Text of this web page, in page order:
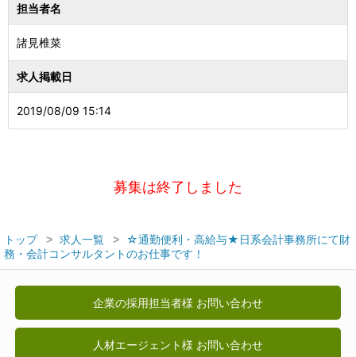
担当者名
諸見椎菜
求人掲載日
2019/08/09 15:14
募集は終了しました
トップ 求人一覧
☆通勤便利・高給与★日系会計事務所にて財
務・会計コンサルタントのお仕事です！
企業の採用担当者様 お問い合わせ
人材エージェント様 お問い合わせ